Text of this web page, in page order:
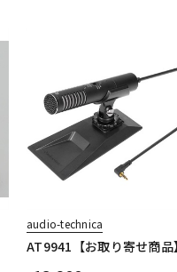
audio-technica
AT9941【お取り寄せ商品】